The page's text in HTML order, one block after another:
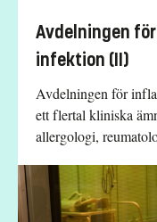
Avdelningen
infektion (II)
Avdelningen för
ett flertal kliniska
allergologi,